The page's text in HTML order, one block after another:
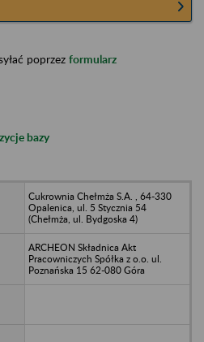
poprzez formularz
bazy
Cukrownia Chełmża S.A. , 64-330
Opalenica, ul. 5 Stycznia 54
(Chełmża, ul. Bydgoska 4)
ARCHEON Składnica Akt
Pracowniczych Spółka z o.o. ul.
Poznańska 15 62-080 Góra